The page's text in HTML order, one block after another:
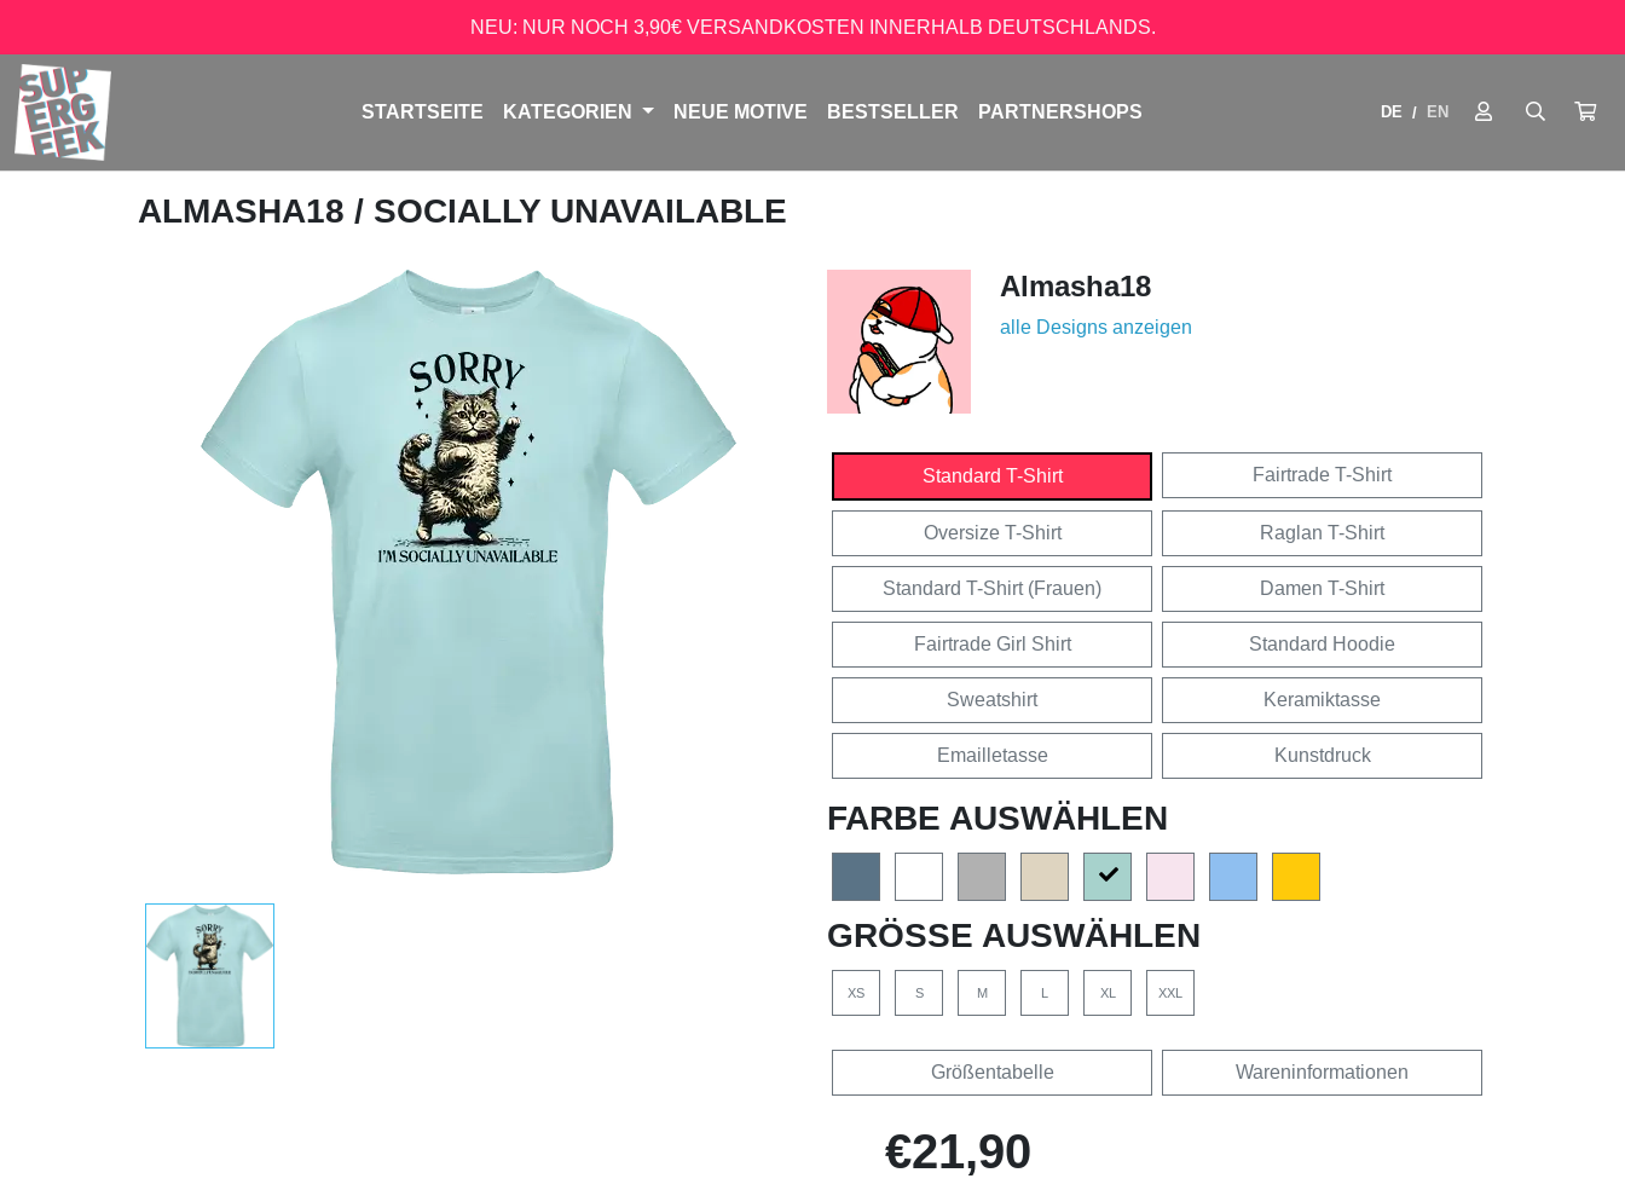
NEU: NUR NOCH 3,90€ VERSANDKOSTEN INNERHALB DEUTSCHLANDS.
STARTSEITE KATEGORIEN NEUE MOTIVE BESTSELLER PARTNERSHOPS DE / EN
ALMASHA18 / SOCIALLY UNAVAILABLE
Almasha18
alle Designs anzeigen
Standard T-Shirt Fairtrade T-Shirt
Oversize T-Shirt Raglan T-Shirt
Standard T-Shirt (Frauen) Damen T-Shirt
Fairtrade Girl Shirt Standard Hoodie
Sweatshirt Keramiktasse
Emailletasse Kunstdruck
FARBE AUSWÄHLEN
GRÖSSE AUSWÄHLEN
XS S M L XL XXL
Größentabelle Wareninformationen
€21,90